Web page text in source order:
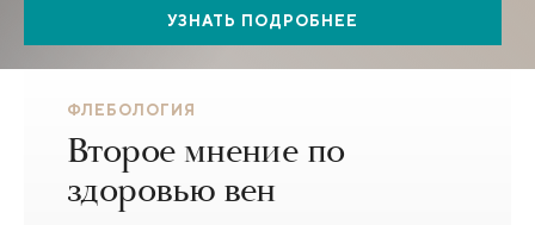
УЗНАТЬ ПОДРОБНЕЕ
ФЛЕБОЛОГИЯ
Второе мнение по
здоровью вен